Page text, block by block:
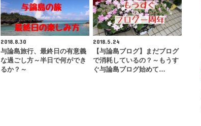
2018.8.30
与論島旅行、最終日の有意義
な過ごし方～半日で何ができ
るか？～
2018.5.24
【与論島ブログ】まだブログ
で消耗しているの？～もうす
ぐ与論島ブログ始めて…